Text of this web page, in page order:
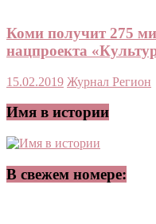
Коми получит 275
нацпроекта
15.02.2019 Журнал Регион
Имя в истории
В свежем номере: